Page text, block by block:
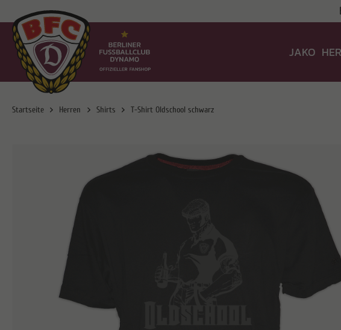
JAKO
Startseite Herren Shirts T-Shirt Oldschool schwarz